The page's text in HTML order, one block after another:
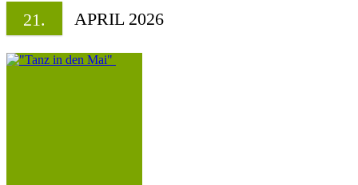
21. APRIL 2026